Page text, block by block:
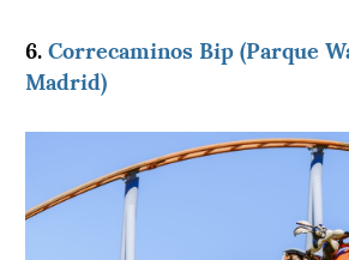
6.Correcaminos Bip (Parque
Madrid)